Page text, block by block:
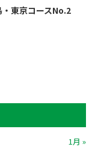
京コースNo.2
1月 »